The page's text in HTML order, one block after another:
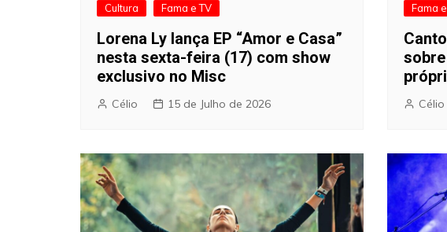
Cultura Fama e TV
Lorena Ly lança EP “Amor e Casa”
nesta sexta-feira (17) com show
exclusivo no Misc
Célio 15 de Julho de 2026
Fama
Célio